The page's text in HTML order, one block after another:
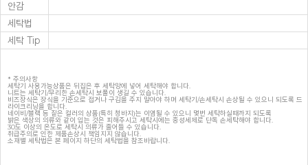
안감
세탁법
세탁 Tip
* 주의사항
세탁기 사용가능상품은 뒤집은 후 세탁망에 넣어 세탁해야 합니다.
니트는 세탁기/무리한 손세탁시 보풀이 생길 수 있습니다.
비즈장식은 장식을 기준으로 접거나 구김을 주지 말아야 하며 세탁기/손세탁시 손상될 수 있으니 되도록 드
라이크리닝을 합니다.
네이비/블랙 등 짙은 컬러의 상품(특히 청바지)는 이염될 수 있으니 몇번 세탁하실때까지 되도록
밝은 색상의 의류와 같이 입는 것은 피해주시고 세탁시에는 중성세제로 단독 손세탁해야 합니다.
30도 이상의 온도로 세탁시 의류가 줄어들 수 있습니다.
취급주의로 인한 제품손상시 책임지지 않습니다.
소재별 세탁법은 본 페이지 하단의 세탁법을 참조바랍니다.